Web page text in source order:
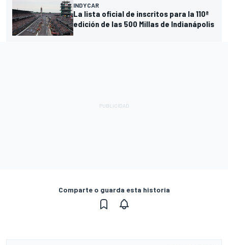
INDYCAR
La lista oficial de inscritos para la 110ª
edición de las 500 Millas de Indianápolis
Comparte o guarda esta historia